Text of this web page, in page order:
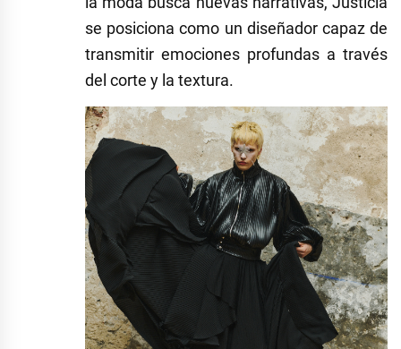
se posiciona como un diseñador capaz de
transmitir emociones profundas a través
del corte y la textura.